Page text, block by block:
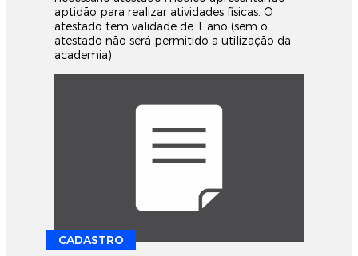
aptidão para realizar atividades físicas. O
atestado tem validade de 1 ano (sem o
atestado não será permitido a utilização da
academia).
CADASTRO